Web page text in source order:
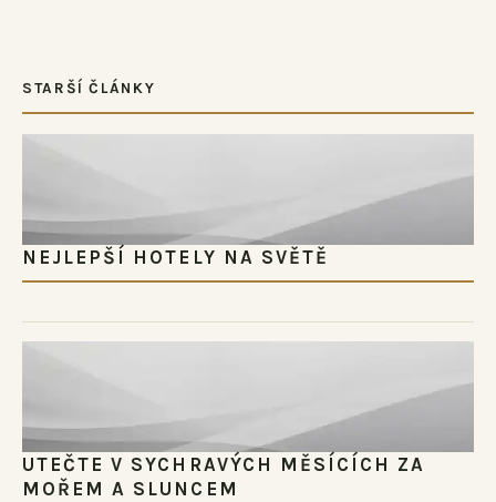
STARŠÍ ČLÁNKY
NEJLEPŠÍ HOTELY NA SVĚTĚ
UTEČTE V SYCHRAVÝCH MĚSÍCÍCH ZA
MOŘEM A SLUNCEM